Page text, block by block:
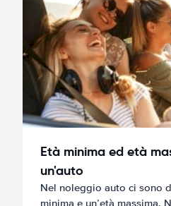
Età minima ed età
un'auto
Nel noleggio auto ci sono
minima e un’età massima.